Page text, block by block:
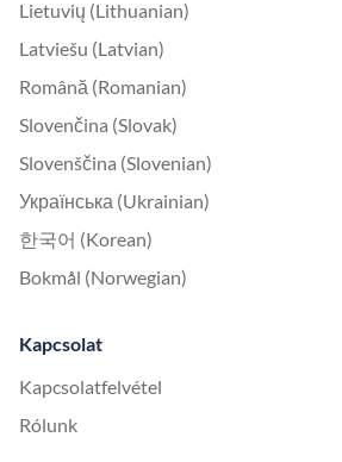
Lietuvių (Lithuanian)
Latviešu (Latvian)
Română (Romanian)
Slovenčina (Slovak)
Slovenščina (Slovenian)
Українська (Ukrainian)
한국어 (Korean)
Bokmål (Norwegian)
Kapcsolat
Kapcsolatfelvétel
Rólunk